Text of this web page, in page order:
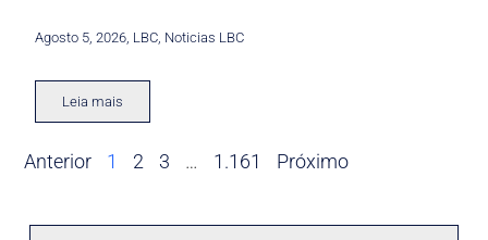
Agosto 5, 2026 LBC Noticias LBC
Leia mais
Anterior 1 2 3 … 1.161 Próximo